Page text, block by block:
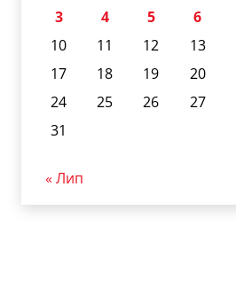
3
4 5 6
10
11 12 13
17
18 19 20
24
25 26 27
31
« Лип